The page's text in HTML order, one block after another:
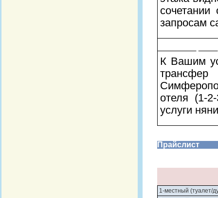
сочетании
запросам
К Вашим
отеля (1-
услуги
Прайслист
1-местный (туалет/